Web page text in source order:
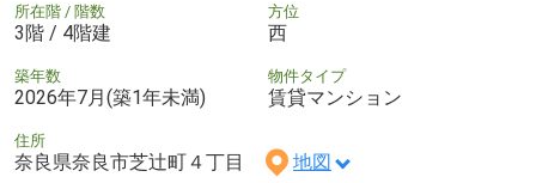
所在階 / 階数
3階 / 4階建
方位
西
築年数
2026年7月(築1年未満)
物件タイプ
賃貸マンション
住所
奈良県奈良市芝辻町４丁目 地図